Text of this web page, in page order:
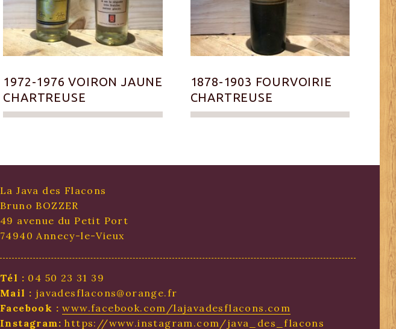
1972-1976 VOIRON JAUNE
CHARTREUSE
1878-1903 FOURVOIRIE
CHARTREUSE
La Java des Flacons
Bruno BOZZER
49 avenue du Petit Port
74940 Annecy-le-Vieux
Tél : 04 50 23 31 39
Mail : javadesflacons@orange.fr
Facebook : www.facebook.com/lajavadesflacons.com
Instagram: https://www.instagram.com/java_des_flacons